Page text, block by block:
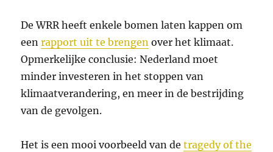
De WRR heeft enkele bomen laten kappen om
eenrapport uit te brengen over het klimaat.
Opmerkelijke conclusie: Nederland moet
minder investeren in het stoppen van
klimaatverandering, en meer in de bestrijding
van de gevolgen.
Het is een mooi voorbeeld van detragedy of the